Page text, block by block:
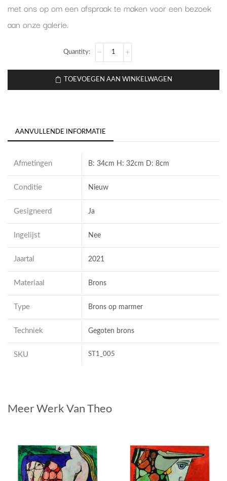
met ons op om een afspraak te maken voor een bezoek
aan onze galerie.
TOEVOEGEN AAN WINKELWAGEN
AANVULLENDE INFORMATIE
Afmetingen B: 34cm H: 32cm D: 8cm
Conditie Nieuw
Gesigneerd Ja
Ingelijst Nee
Jaartal 2021
Materiaal Brons
Type Brons op marmer
Techniek Gegoten brons
SKU ST1_005
Meer Werk Van Theo